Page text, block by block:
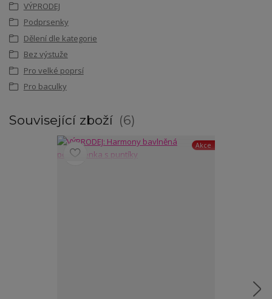
VÝPRODEJ
Podprsenky
Dělení dle kategorie
Bez výstuže
Pro velké poprsí
Pro baculky
Související zboží 6
Akce